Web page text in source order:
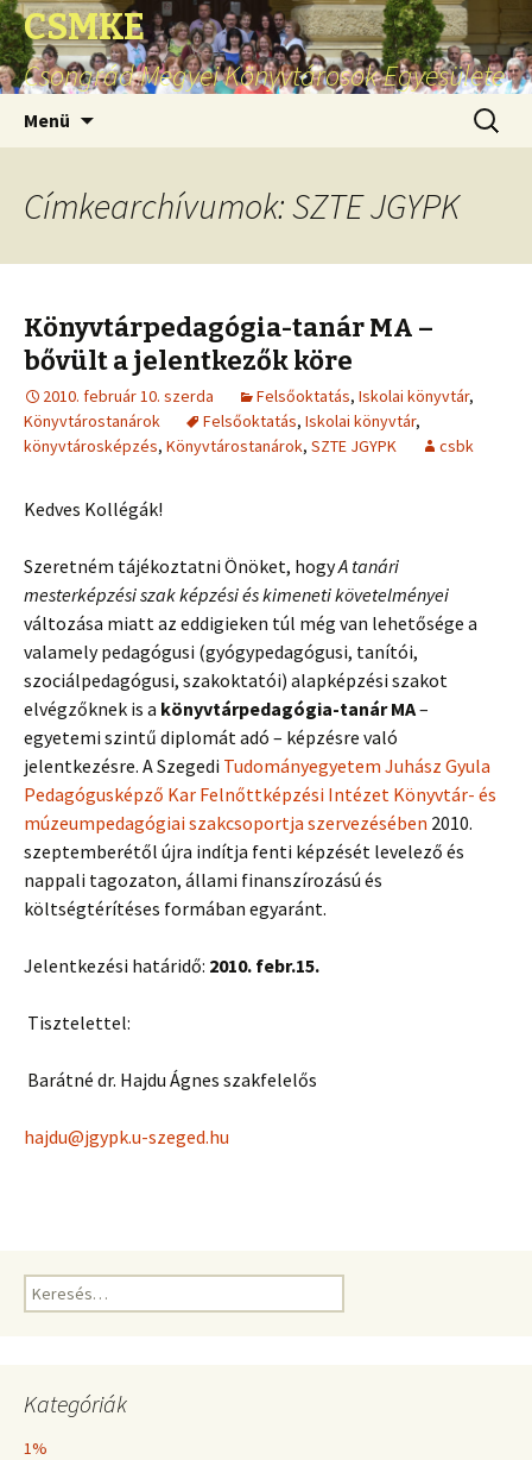
CSMKE
Csongrád Megyei Könyvtárosok Egyesülete
Menü
Címkearchívumok: SZTE JGYPK
Könyvtárpedagógia-tanár MA –
bővült a jelentkezők köre
2010. február 10. szerda Felsőoktatás, Iskolai könyvtár,
Könyvtárostanárok
Felsőoktatás, Iskolai könyvtár,
könyvtárosképzés, Könyvtárostanárok, SZTE JGYPK csbk
Kedves Kollégák!
Szeretném tájékoztatni Önöket, hogyA tanári
mesterképzési szak képzési és kimeneti követelményei
változása miatt az eddigieken túl még van lehetősége a
valamely pedagógusi (gyógypedagógusi, tanítói,
szociálpedagógusi, szakoktatói) alapképzési szakot
elvégzőknek is a könyvtárpedagógia-tanár MA–
egyetemi szintű diplomát adó – képzésre való
jelentkezésre. A Szegedi Tudományegyetem Juhász Gyula
Pedagógusképző Kar Felnőttképzési Intézet Könyvtár- és
múzeumpedagógiai szakcsoportja szervezésében 2010.
szeptemberétől újra indítja fenti képzését levelező és
nappali tagozaton, állami finanszírozású és
költségtérítéses formában egyaránt.
Jelentkezési határidő: 2010. febr.15.
Tisztelettel:
Barátné dr. Hajdu Ágnes szakfelelős
hajdu@jgypk.u-szeged.hu
Keresés:
Kategóriák
1%